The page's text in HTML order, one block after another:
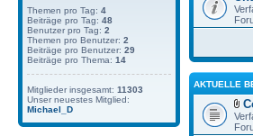
Themen pro Tag: 4
Beiträge pro Tag: 48
Benutzer pro Tag: 2
Themen pro Benutzer: 2
Beiträge pro Benutzer: 29
Beiträge pro Thema: 14
Mitglieder insgesamt: 11303
Unser neuestes Mitglied:
Michael_D
AKTUELLE